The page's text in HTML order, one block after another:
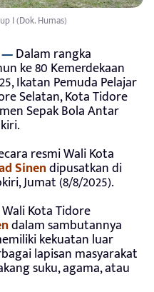
I (Dok. Humas)
—Dalam rangka
ke 80 Kemerdekaan
Ikatan Pemuda Pelajar
Selatan, Kota Tidore
Sepak Bola Antar
resmi Wali Kota
Sinendipusatkan di
Jumat (8/8/2025).
Kota Tidore
dalam sambutannya
kekuatan luar
lapisan masyarakat
suku, agama, atau